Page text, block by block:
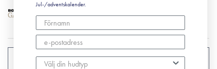
SVERIGE
Jul-/adventskalender.